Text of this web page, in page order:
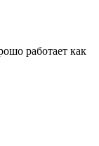
работает как